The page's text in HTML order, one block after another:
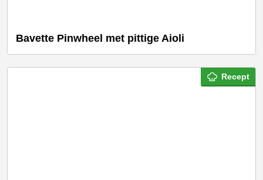
Bavette Pinwheel met pittige Aioli
Recept